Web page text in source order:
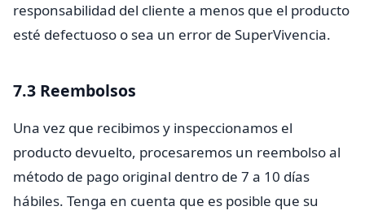
responsabilidad del cliente a menos que el producto
esté defectuoso o sea un error de SuperVivencia.
7.3 Reembolsos
Una vez que recibimos y inspeccionamos el
producto devuelto, procesaremos un reembolso al
método de pago original dentro de 7 a 10 días
hábiles. Tenga en cuenta que es posible que su